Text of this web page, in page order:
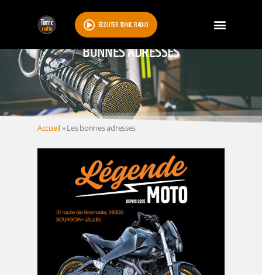
ÉCOUTER TONIC RADIO
BONNES ADRESSES
Accueil»Les bonnes adresses